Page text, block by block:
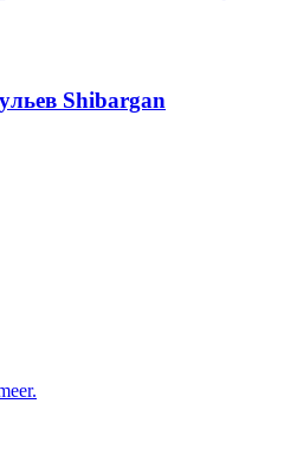
Shibargan